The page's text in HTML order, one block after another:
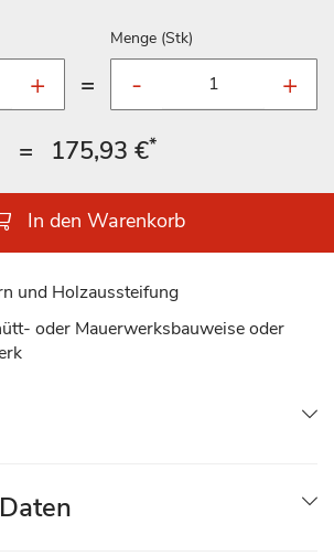
=
Menge (Stk)
= 175,93 €*
In den Warenkorb
und Holzaussteifung
oder Mauerwerksbauweise oder